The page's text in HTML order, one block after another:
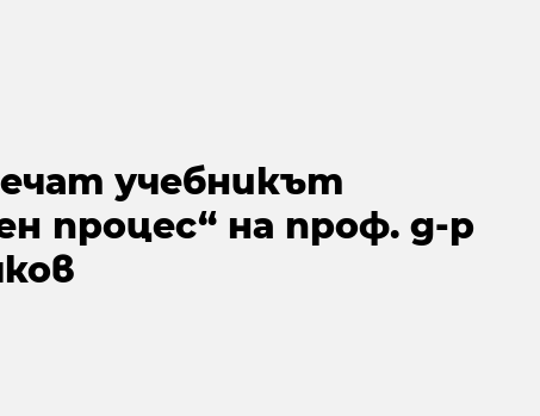
учебникът
процес“ на проф. д-р